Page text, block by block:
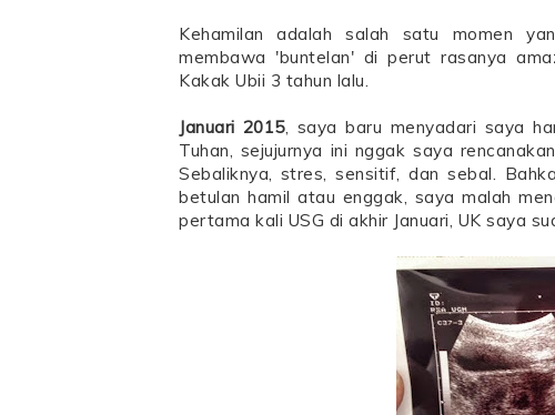
Kehamilan adalah salah satu momen
membawa 'buntelan' di perut rasanya
Kakak Ubii 3 tahun lalu.
Januari 2015, saya baru menyadari saya
Tuhan, sejujurnya ini nggak saya
Sebaliknya, stres, sensitif, dan sebal.
betulan hamil atau enggak, saya malah
pertama kali USG di akhir Januari, UK saya